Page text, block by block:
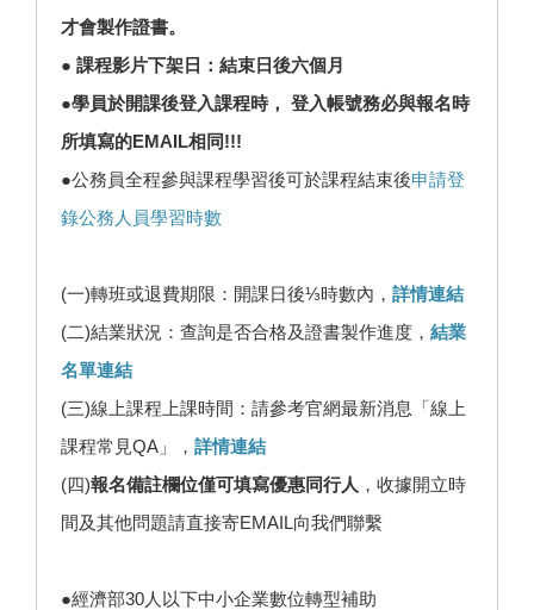
才會製作證書。
● 課程影片下架日：結束日後六個月
●學員於開課後登入課程時， 登入帳號務必與報名時
所填寫的EMAIL相同!!!
●公務員全程參與課程學習後可於課程結束後申請登
錄公務人員學習時數
(一)轉班或退費期限：開課日後⅓時數內， 詳情連結
(二)結業狀況：查詢是否合格及證書製作進度， 結業
名單連結
(三)線上課程上課時間：請參考官網最新消息「線上
課程常見QA」， 詳情連結
(四)報名備註欄位僅可填寫優惠同行人 ，收據開立時
間及其他問題請直接寄EMAIL向我們聯繫
●經濟部30人以下中小企業數位轉型補助